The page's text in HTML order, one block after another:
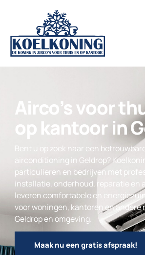
Airco’s voor
op kantoor in
Bent u op zoek naar een
airconditioning in Geldrop?
particulieren en bedrijven met
installatie, onderhoud, reparatie en
leveren comfortabele en
voor woningen, kantoren en andere
Geldrop en omgeving.
Maak nu een gratis afspraak!